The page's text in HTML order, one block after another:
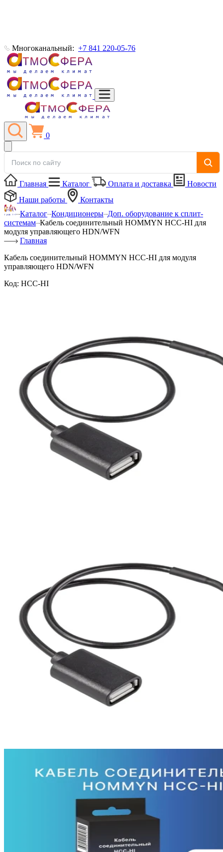
Многоканальный: +7 841 220-05-76
0
Главная Каталог Оплата и доставка
Новости
Наши работы
Контакты
Каталог Кондиционеры Доп. оборудование к сплит-
системам Кабель соединительный HOMMYN HCC-HI для
модуля управляющего HDN/WFN
Главная
Кабель соединительный HOMMYN HCC-HI для модуля
управляющего HDN/WFN
Код: HCC-HI